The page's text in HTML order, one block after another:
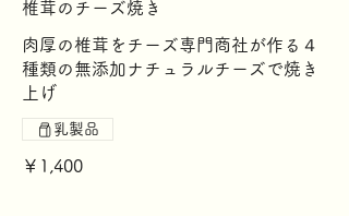
椎茸のチーズ焼き
肉厚の椎茸をチーズ専門商社が作る４
種類の無添加ナチュラルチーズで焼き
上げ
￥1,400
乳製品